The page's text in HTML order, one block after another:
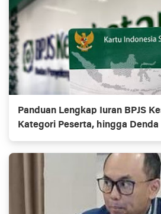
Panduan Lengkap Iuran BPJS
Kategori Peserta, hingga Denda